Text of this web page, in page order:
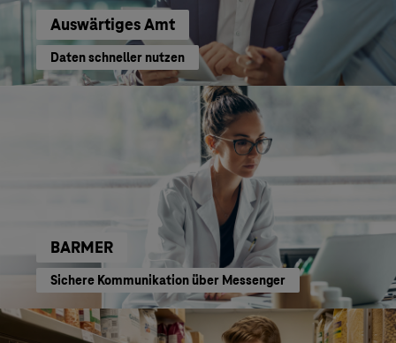
Auswärtiges Amt
Daten schneller nutzen
BARMER
Sichere Kommunikation über Messenger